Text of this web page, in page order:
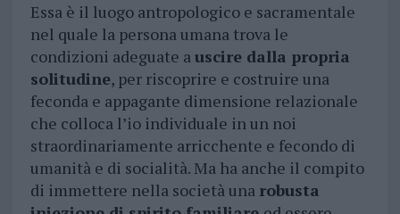
Essa è il luogo antropologico e sacramentale
nel quale la persona umana trova le
condizioni adeguate auscire dalla propria
solitudine, per riscoprire e costruire una
feconda e appagante dimensione relazionale
che colloca l’io individuale in un noi
straordinariamente arricchente e fecondo di
umanità e di socialità. Ma ha anche il compito
di immettere nella società una robusta